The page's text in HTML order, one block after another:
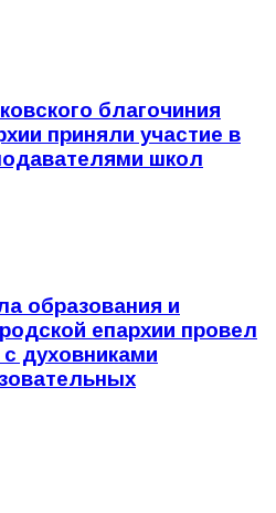
благочиния
приняли участие в
школ
образования и
епархии провел
духовниками